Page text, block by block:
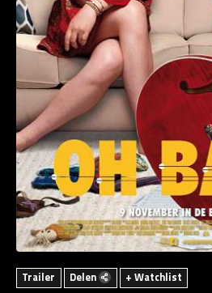
Trailer Delen + Watchlist